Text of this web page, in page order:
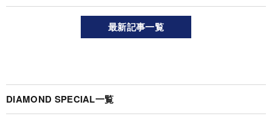
最新記事一覧
DIAMOND SPECIAL一覧